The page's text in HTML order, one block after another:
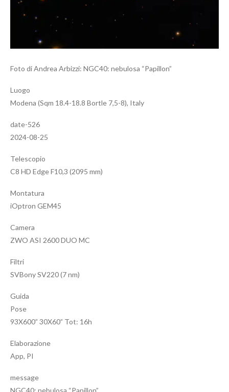
Foto di Andrea Arbizzi: NGC40: nebulosa “Papillon”
Luogo
Modena (Sqm 18.4-18.8 Bortle 7,5-8), Italy
date-526
2024-08-25
Telescopio
C8 HD Edge F10,3 (2095 mm)
Montatura
iOptron GEM45
Camera
ZWO ASI 2600 DUO MC
Filtri
SVBony SV220 (7 nm)
Guida
Pose
93X600” 30X60” Tot: 16h
Elaborazione
App, PI
message
NGC40: nebulosa “Papillon”